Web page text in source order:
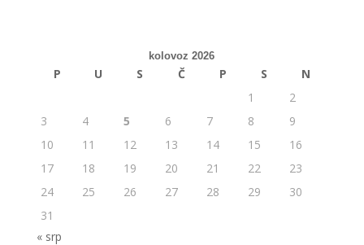
kolovoz 2026
P U S Č P S
N
1
2
3
4 5 6 7 8
9
10
11 12 13 14 15
16
17
18 19 20 21 22
23
24
25 26 27 28 29
30
31
« srp